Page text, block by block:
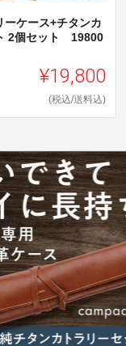
ーケース+チタンカ
2個セット 19800
¥19,800
(税込/送料込)